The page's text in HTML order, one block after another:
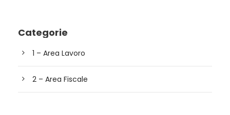
Categorie
1 – Area Lavoro
2 – Area Fiscale